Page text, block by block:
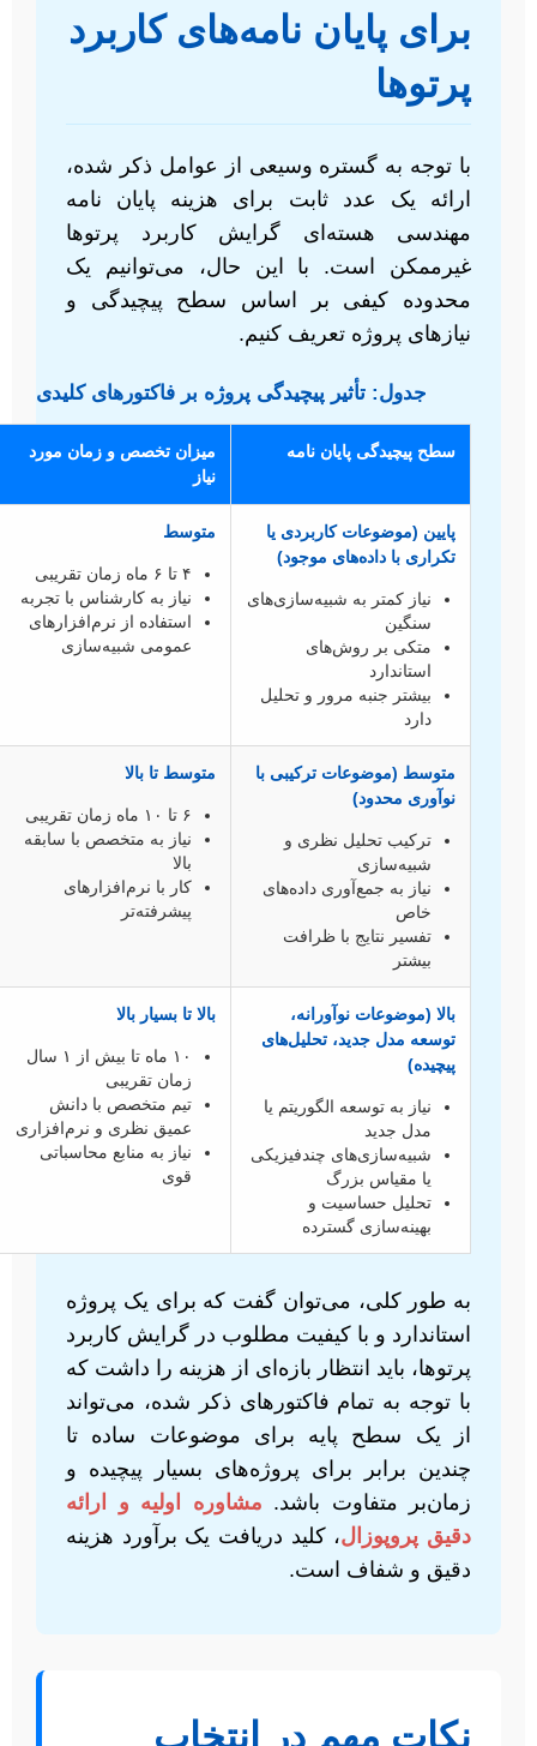
برای پایان نامه‌های کاربرد
پرتوها
با توجه به گستره وسیعی از عوامل ذکر شده،
ارائه یک عدد ثابت برای هزینه پایان نامه
مهندسی هسته‌ای گرایش کاربرد پرتوها
غیرممکن است. با این حال، می‌توانیم یک
محدوده کیفی بر اساس سطح پیچیدگی و
نیازهای پروژه تعریف کنیم.
جدول: تأثیر پیچیدگی پروژه بر فاکتورهای کلیدی
سطح پیچیدگی پایان نامه
میزان تخصص و زمان مورد
نیاز
پایین (موضوعات کاربردی یا
تکراری با داده‌های موجود)
نیاز کمتر به شبیه‌سازی‌های
سنگین
متکی بر روش‌های
استاندارد
بیشتر جنبه مرور و تحلیل
دارد
متوسط
نیاز به کارشناس با تجربه
استفاده از نرم‌افزارهای
عمومی شبیه‌سازی
متوسط (موضوعات ترکیبی با
نوآوری محدود)
ترکیب تحلیل نظری و
شبیه‌سازی
نیاز به جمع‌آوری داده‌های
خاص
تفسیر نتایج با ظرافت
بیشتر
متوسط تا بالا
نیاز به متخصص با سابقه
بالا
کار با نرم‌افزارهای
پیشرفته‌تر
بالا (موضوعات نوآورانه،
توسعه مدل جدید، تحلیل‌های
پیچیده)
نیاز به توسعه الگوریتم یا
مدل جدید
شبیه‌سازی‌های چندفیزیکی
یا مقیاس بزرگ
تحلیل حساسیت و
بهینه‌سازی گسترده
بالا تا بسیار بالا
۱۰ ماه تا بیش از ۱ سال
زمان تقریبی
تیم متخصص با دانش
عمیق نظری و نرم‌افزاری
نیاز به منابع محاسباتی
قوی
به طور کلی، می‌توان گفت که برای یک پروژه
استاندارد و با کیفیت مطلوب در گرایش کاربرد
پرتوها، باید انتظار بازه‌ای از هزینه را داشت که
با توجه به تمام فاکتورهای ذکر شده، می‌تواند
از یک سطح پایه برای موضوعات ساده تا
چندین برابر برای پروژه‌های بسیار پیچیده و
زمان‌بر متفاوت باشد. مشاوره اولیه و ارائه
دقیق پروپوزال ، کلید دریافت یک برآورد هزینه
دقیق و شفاف است.
نکات مهم در انتخاب